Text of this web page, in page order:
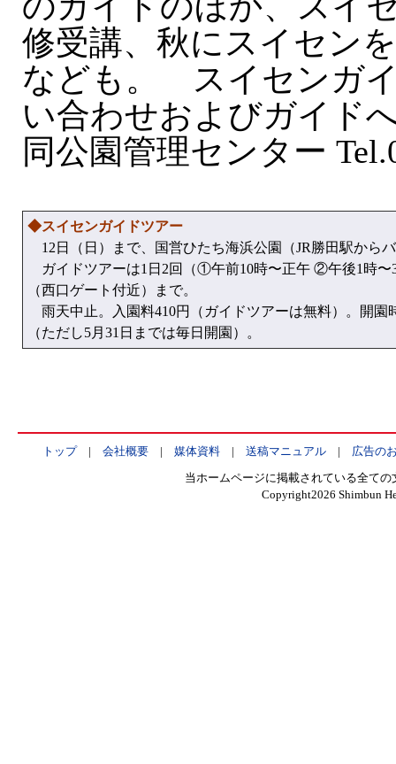
修受講、秋にスイセン
なども。 スイセンガ
い合わせおよびガイド
同公園管理センター
◆スイセンガイドツアー
12日（日）まで、国営ひたち海浜公園（JR勝田駅から
ガイドツアーは1日2回（①午前10時〜正午 ②午後1時〜
（西口ゲート付近）まで。
雨天中止。入園料410円（ガイドツアーは無料）。開園
（ただし5月31日までは毎日開園）。
トップ| 会社概要| 媒体資料| 送稿マニュアル| 広告の
当ホームページに掲載されている全て
Copyright2026 Shimbun